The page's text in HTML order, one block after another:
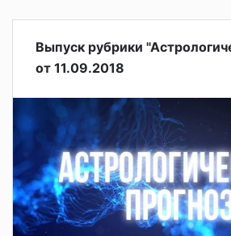
Выпуск рубрики
от 11.09.2018